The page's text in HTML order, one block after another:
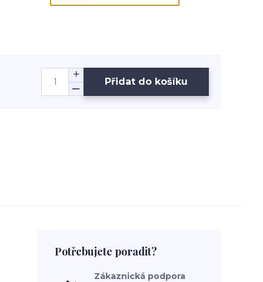
Přidat do košíku
Potřebujete poradit?
Zákaznická podpora